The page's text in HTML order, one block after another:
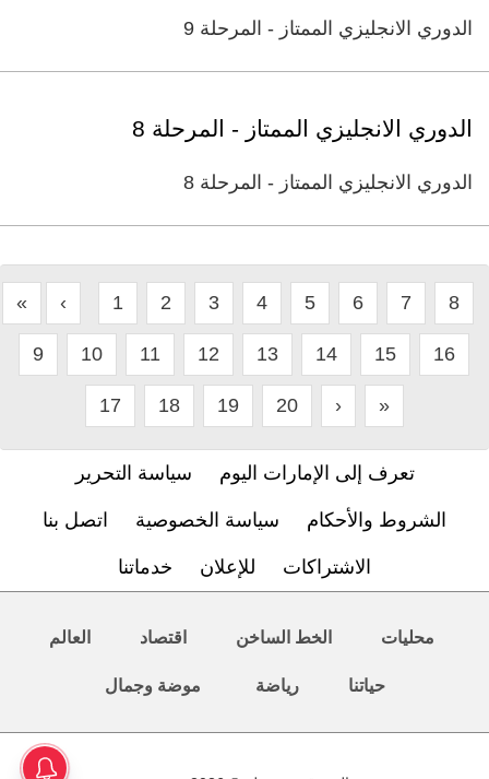
الدوري الانجليزي الممتاز - المرحلة 9
الدوري الانجليزي الممتاز - المرحلة 8
الدوري الانجليزي الممتاز - المرحلة 8
« ‹ 1 2 3 4 5 6 7 8
9 10 11 12 13 14 15 16
17 18 19 20 › »
تعرف إلى الإمارات اليوم سياسة التحرير
الشروط والأحكام سياسة الخصوصية اتصل بنا
الاشتراكات للإعلان خدماتنا
محليات الخط الساخن اقتصاد العالم
حياتنا رياضة موضة وجمال